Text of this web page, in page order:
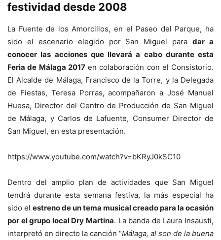
festividad desde 2008
La Fuente de los Amorcillos, en el Paseo del Parque, ha
sido el escenario elegido por San Miguel paradar a
conocer las acciones que llevará a cabo durante esta
Feria de Málaga 2017en colaboración con el Consistorio.
El Alcalde de Málaga, Francisco de la Torre, y la Delegada
de Fiestas, Teresa Porras, acompañaron a José Manuel
Huesa, Director del Centro de Producción de San Miguel
de Málaga, y Carlos de Lafuente, Consumer Director de
San Miguel, en esta presentación.
https://www.youtube.com/watch?v=bKRyJ0kSC10
Dentro del amplio plan de actividades que San Miguel
tendrá durante esta semana festiva, la más especial ha
sido el estreno de un tema musical creado para la ocasión
por el grupo local Dry Martina. La banda de Laura Insausti,
interpretó en directo la canción “Málaga, al son de la buena